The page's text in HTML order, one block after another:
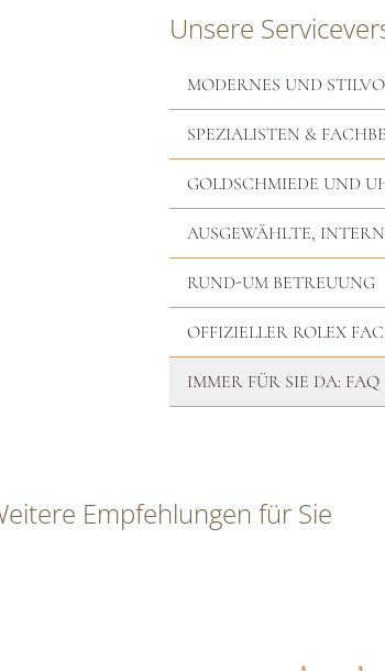
Unsere
MODERNES UND
SPEZIALISTEN &
GOLDSCHMIEDE UND
AUSGEWÄHLTE,
RUND-UM BETREUUNG
OFFIZIELLER ROLEX
IMMER FÜR SIE DA: FAQ
Empfehlungen für Sie